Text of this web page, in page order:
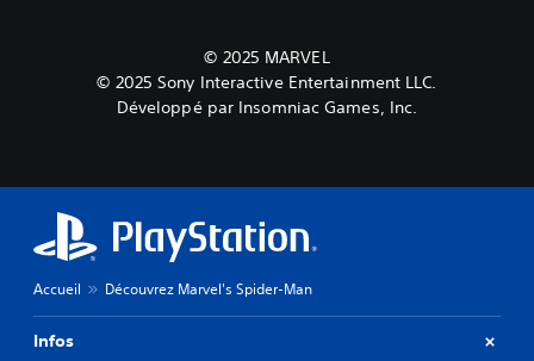
© 2025 MARVEL
© 2025 Sony Interactive Entertainment LLC.
Développé par Insomniac Games, Inc.
Accueil Découvrez Marvel's Spider-Man
Infos